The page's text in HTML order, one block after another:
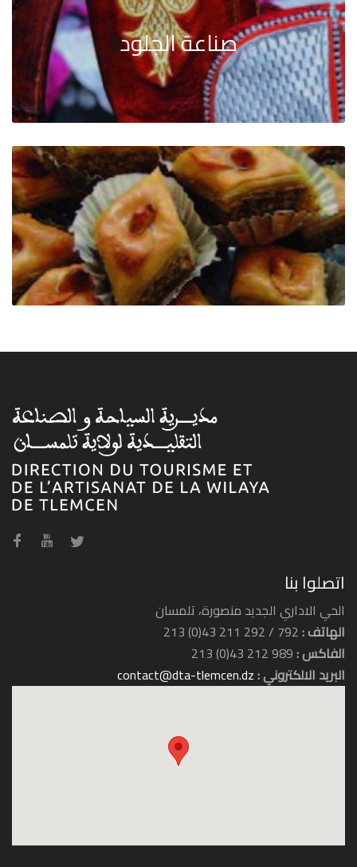
صناعة الجلود
اتصلوا بنا
الحي الاداري الجديد منصورة، تلمسان
الهاتف :792 / 292 211 43(0) 213
الفاكس :989 212 43(0) 213
البريد الالكتروني :contact@dta-tlemcen.dz